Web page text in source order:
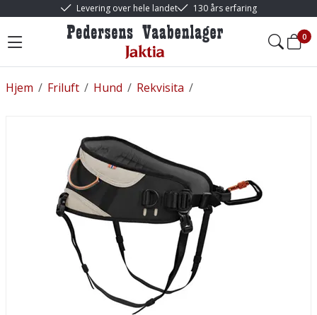
Levering over hele landet 130 års erfaring
0
/
Hjem /
Friluft /
Hund /
Rekvisita